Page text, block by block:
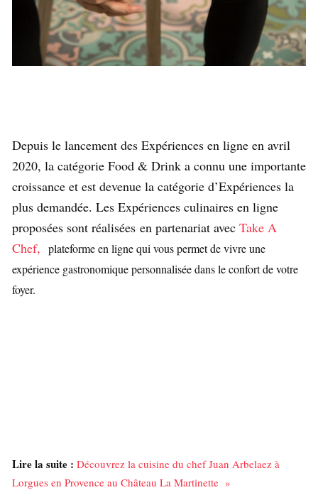
Depuis le lancement des Expériences en ligne en avril
2020, la catégorie Food & Drink a connu une importante
croissance et est devenue la catégorie d’Expériences la
plus demandée. Les Expériences culinaires en ligne
proposées sont réalisées en partenariat avec Take A
Chef,
plateforme en ligne qui vous permet de vivre une
expérience gastronomique personnalisée dans le confort de votre
foyer.
Lire la suite : Découvrez la cuisine du chef Juan Arbelaez à
Lorgues en Provence au Château La Martinette »